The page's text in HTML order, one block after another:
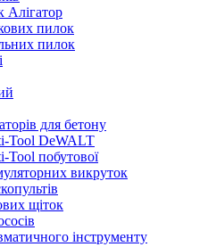
Алігатор
пилок
пилок
для бетону
Tool DeWALT
Tool побутової
викруток
щіток
інструменту